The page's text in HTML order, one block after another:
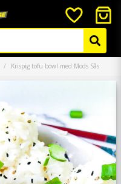
Krispig tofu bowl med Mods Sås